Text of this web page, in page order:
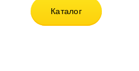
Каталог